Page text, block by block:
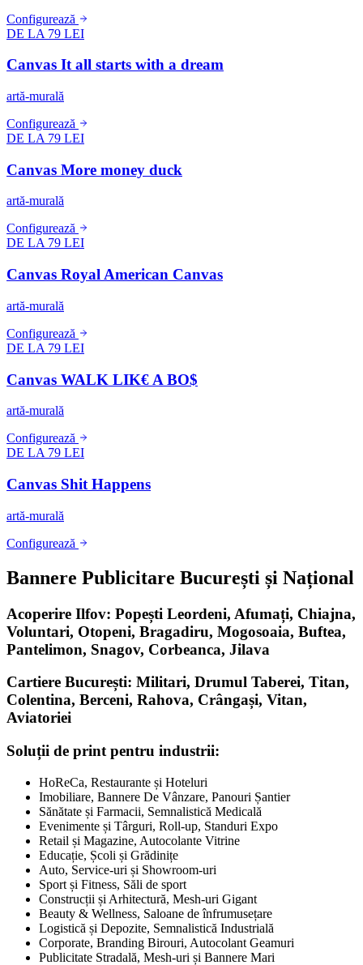
Configurează
DE LA 79 LEI
Canvas It all starts with a dream
artă-murală
Configurează
DE LA 79 LEI
Canvas More money duck
artă-murală
Configurează
DE LA 79 LEI
Canvas Royal American Canvas
artă-murală
Configurează
DE LA 79 LEI
Canvas WALK LIK€ A BO$
artă-murală
Configurează
DE LA 79 LEI
Canvas Shit Happens
artă-murală
Configurează
Bannere Publicitare București și Național
Acoperire Ilfov: Popești Leordeni, Afumați, Chiajna,
Voluntari, Otopeni, Bragadiru, Mogosoaia, Buftea,
Pantelimon, Snagov, Corbeanca, Jilava
Cartiere București: Militari, Drumul Taberei, Titan,
Colentina, Berceni, Rahova, Crângași, Vitan,
Aviatoriei
Soluții de print pentru industrii:
HoReCa, Restaurante și Hoteluri
Imobiliare, Bannere De Vânzare, Panouri Șantier
Sănătate și Farmacii, Semnalistică Medicală
Evenimente și Târguri, Roll-up, Standuri Expo
Retail și Magazine, Autocolante Vitrine
Educație, Școli și Grădinițe
Auto, Service-uri și Showroom-uri
Sport și Fitness, Săli de sport
Construcții și Arhitectură, Mesh-uri Gigant
Beauty & Wellness, Saloane de înfrumusețare
Logistică și Depozite, Semnalistică Industrială
Corporate, Branding Birouri, Autocolant Geamuri
Publicitate Stradală, Mesh-uri și Bannere Mari